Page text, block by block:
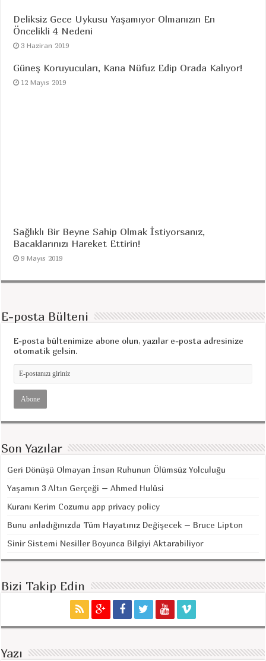
Deliksiz Gece Uykusu Yaşamıyor Olmanızın En
Öncelikli 4 Nedeni
3 Haziran 2019
Güneş Koruyucuları, Kana Nüfuz Edip Orada Kalıyor!
12 Mayıs 2019
Sağlıklı Bir Beyne Sahip Olmak İstiyorsanız,
Bacaklarınızı Hareket Ettirin!
9 Mayıs 2019
E-posta Bülteni
E-posta bültenimize abone olun, yazılar e-posta adresinize
otomatik gelsin.
Son Yazılar
Geri Dönüşü Olmayan İnsan Ruhunun Ölümsüz Yolculuğu
Yaşamın 3 Altın Gerçeği – Ahmed Hulûsi
Kuranı Kerim Cozumu app privacy policy
Bunu anladığınızda Tüm Hayatınız Değişecek – Bruce Lipton
Sinir Sistemi Nesiller Boyunca Bilgiyi Aktarabiliyor
Bizi Takip Edin
Yazı